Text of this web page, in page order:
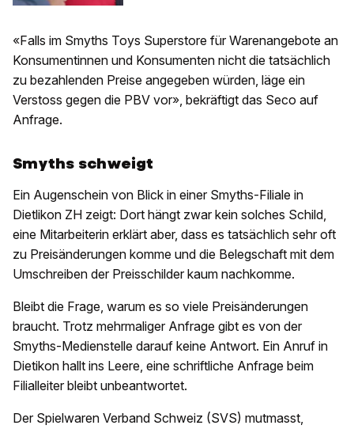
«Falls im Smyths Toys Superstore für Warenangebote an
Konsumentinnen und Konsumenten nicht die tatsächlich
zu bezahlenden Preise angegeben würden, läge ein
Verstoss gegen die PBV vor», bekräftigt das Seco auf
Anfrage.
Smyths schweigt
Ein Augenschein von Blick in einer Smyths-Filiale in
Dietlikon ZH zeigt: Dort hängt zwar kein solches Schild,
eine Mitarbeiterin erklärt aber, dass es tatsächlich sehr oft
zu Preisänderungen komme und die Belegschaft mit dem
Umschreiben der Preisschilder kaum nachkomme.
Bleibt die Frage, warum es so viele Preisänderungen
braucht. Trotz mehrmaliger Anfrage gibt es von der
Smyths-Medienstelle darauf keine Antwort. Ein Anruf in
Dietikon hallt ins Leere, eine schriftliche Anfrage beim
Filialleiter bleibt unbeantwortet.
Der Spielwaren Verband Schweiz (SVS) mutmasst,